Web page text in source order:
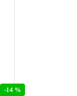
-14 %